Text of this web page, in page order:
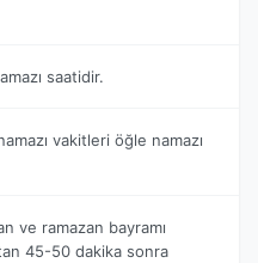
saatidir.
vakitleri öğle namazı
ve ramazan bayramı
45-50 dakika sonra